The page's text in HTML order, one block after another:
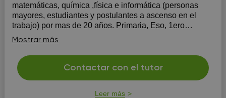
matemáticas, química ,física e informática (personas
mayores, estudiantes y postulantes a ascenso en el
trabajo) por mas de 20 años. Primaria, Eso, 1ero
bachillerato,2 bachillerato, Bachillerato internacional
,selectividad,acceso a gra...
Mostrar más
Contactar con el tutor
Leer más